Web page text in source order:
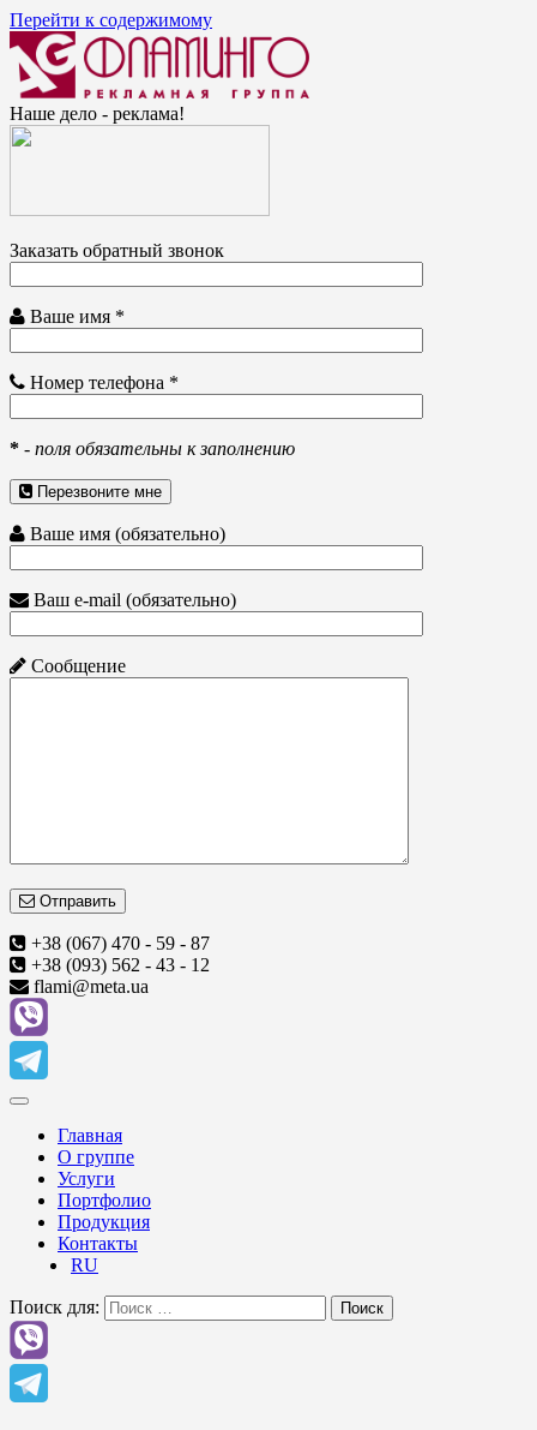
Перейти к содержимому
Наше дело - реклама!
Заказать обратный звонок
Ваше имя *
Номер телефона *
* - поля обязательны к заполнению
Перезвоните мне
Ваше имя (обязательно)
Ваш e-mail (обязательно)
Сообщение
Отправить
+38 (067) 470 - 59 - 87
+38 (093) 562 - 43 - 12
flami@meta.ua
Главная
О группе
Услуги
Портфолио
Продукция
Контакты
RU
Поиск для: Поиск